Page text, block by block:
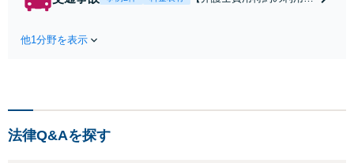
合意してしまう前にご
は損をしてしまうかもしれ
他1分野を表示
法律Q&Aを探す